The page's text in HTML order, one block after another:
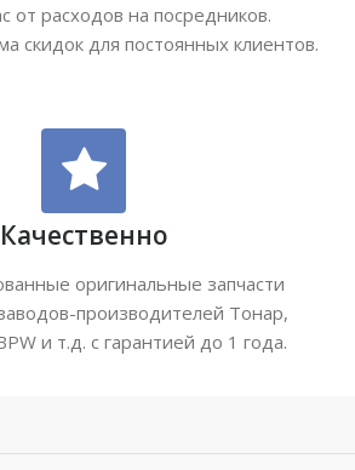
от расходов на посредников.
скидок для постоянных клиентов.
Качественно
оригинальные запчасти
производителей Тонар,
и т.д. с гарантией до 1 года.